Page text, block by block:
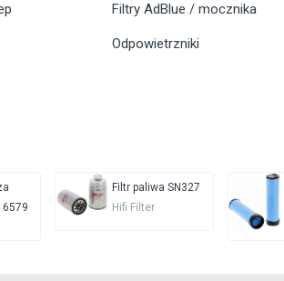
Filtry AdBlue / mocznika
Odpowietrzniki
Filtr paliwa SN327
Hifi Filter